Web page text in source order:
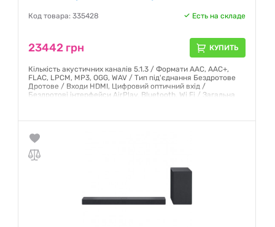
Код товара: 335428 Есть на складе
23442 грн КУПИТЬ
Кількість акустичних каналів 5.1.3 / Формати AAC, AAC+,
FLAC, LPCM, MP3, OGG, WAV / Тип під'єднання Бездротове
Дротове / Входи HDMI, Цифровий оптичний вхід /
Бездротові інтерфейси AirPlay, Bluetooth, Wi Fi / Загальна